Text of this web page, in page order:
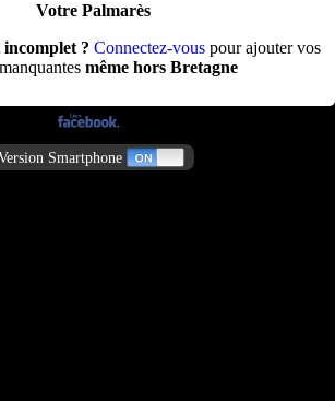
Votre Palmarès
incomplet ? Connectez-vouspour ajouter vos
même hors Bretagne
Smartphone